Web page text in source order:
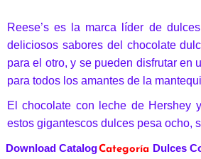
Reese’s es la marca líder de
deliciosos sabores del chocolate
para el otro, y se pueden disfrutar en
para todos los amantes de la
El chocolate con leche de Hershey
estos gigantescos dulces pesa ocho,
Download CatalogCategoría Dulces